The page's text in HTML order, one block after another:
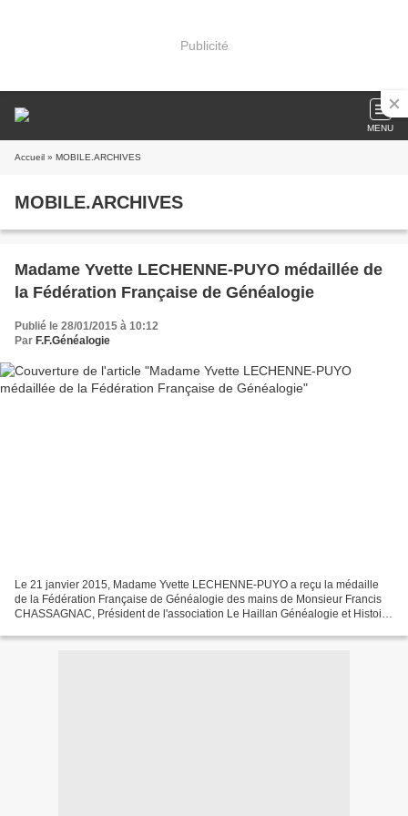
Publicité
MENU
Accueil » MOBILE.ARCHIVES
MOBILE.ARCHIVES
Madame Yvette LECHENNE-PUYO médaillée de
la Fédération Française de Généalogie
Publié le 28/01/2015 à 10:12
Par F.F.Généalogie
Le 21 janvier 2015, Madame Yvette LECHENNE-PUYO a reçu la médaille
de la Fédération Française de Généalogie des mains de Monsieur Francis
CHASSAGNAC, Président de l'association Le Haillan Généalogie et Histoire